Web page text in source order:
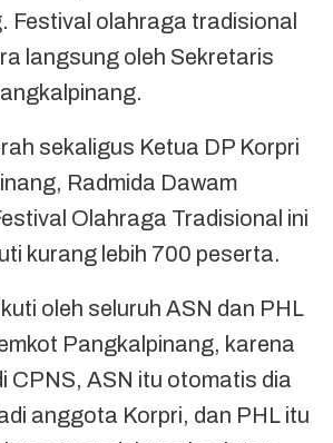
Festival olahraga tradisional
langsung oleh Sekretaris
sekaligus Ketua DP Korpri
Radmida Dawam
Olahraga Tradisional ini
kurang lebih 700 peserta.
oleh seluruh ASN dan PHL
Pangkalpinang, karena
CPNS, ASN itu otomatis dia
anggota Korpri, dan PHL itu